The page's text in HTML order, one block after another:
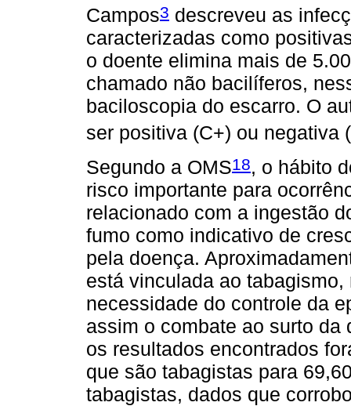
Campos3 descreveu as
caracterizadas como
o doente elimina mais de
chamado não bacilíferos,
baciloscopia do escarro. O
ser positiva (C+) ou negativa
Segundo a OMS18, o hábito
risco importante para
relacionado com a ingestão
fumo como indicativo de
pela doença.
está vinculada ao
necessidade do controle da
assim o combate ao surto da
os resultados encontrados
que são tabagistas para
tabagistas, dados que